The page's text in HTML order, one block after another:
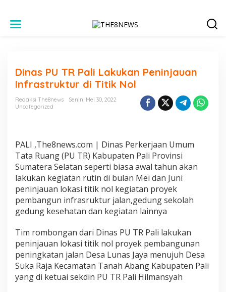
Dinas PU TR Pali Lakukan Peninjauan
Infrastruktur di Titik Nol
Redaksi The8news
Senin, Mei 30, 2022
Uncategorized
PALI ,The8news.com | Dinas Perkerjaan Umum
Tata Ruang (PU TR) Kabupaten Pali Provinsi
Sumatera Selatan seperti biasa awal tahun akan
lakukan kegiatan rutin di bulan Mei dan Juni
peninjauan lokasi titik nol kegiatan proyek
pembangun infrasruktur jalan,gedung sekolah
gedung kesehatan dan kegiatan lainnya
Tim rombongan dari Dinas PU TR Pali lakukan
peninjauan lokasi titik nol proyek pembangunan
peningkatan jalan Desa Lunas Jaya menujuh Desa
Suka Raja Kecamatan Tanah Abang Kabupaten Pali
yang di ketuai sekdin PU TR Pali Hilmansyah